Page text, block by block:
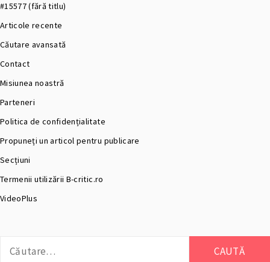
#15577 (fără titlu)
Articole recente
Căutare avansată
Contact
Misiunea noastră
Parteneri
Politica de confidențialitate
Propuneți un articol pentru publicare
Secțiuni
Termenii utilizării B-critic.ro
VideoPlus
după: